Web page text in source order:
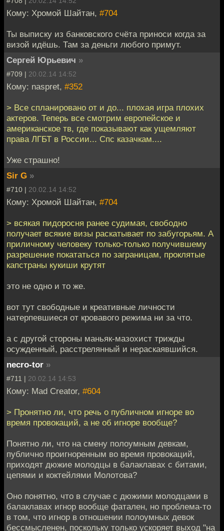
Кому: Хромой Шайтан, #704
Ты выписку из банковского счёта приноси когда за
визой идёшь. Там за деньги любого примут.
Сергей Юрьевич »
#709 | 20.02.14 14:52
Кому: naspret, #352
> Все спланировано от и до... плохая игра плохих
актеров. Теперь все смотрим европейское и
американское тв, где показывают как ущемляют
права ЛГБТ в России... Спс казачкам....
Уже страшно!
Sir G »
#710 | 20.02.14 14:52
Кому: Хромой Шайтан, #704
> всякая пидоросня ранее судимая, свободно
получает всякие визы раскатывает по забугорьям. А
приличному человеку только-только получившему
разрешение покататься по заграницам, проклятые
капстраны кукиши крутят
это не одно и то же.
вот тут свободные и креативные личности
натерпевшиеся от кровавого режима ни за что.
а с другой стороны маньяк-мазохист трижды
осужденный, расстрелянный и нераскаявшийся.
necro-tor »
#711 | 20.02.14 14:53
Кому: Mad Creator, #604
> Пронятно ли, что речь о публичном игноре во
время провокаций, а не об игноре вообще?
Понятно ли, что на смену полоумным девкам,
публично проигноренным во время провокаций,
приходят дюжие молодцы в балаклавах с битами,
цепями и коктейлями Молотова?
Оно понятно, что в случае с дюжими молодцами в
балаклавах игнор вообще фатален, но проблема-то
в том, что игнор в отношении полоумных девок
бессмысленен, поскольку только ускоряет выход "на